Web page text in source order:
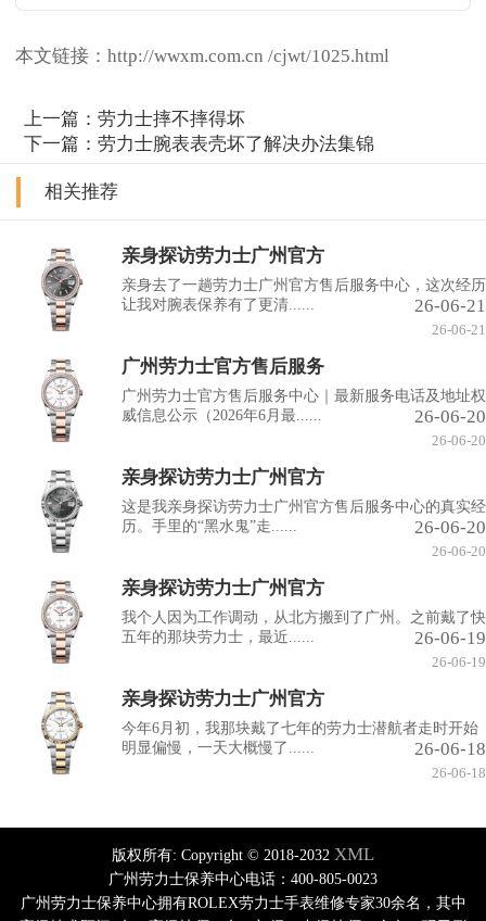
本文链接：http://wwxm.com.cn /cjwt/1025.html
上一篇：劳力士摔不摔得坏
下一篇：劳力士腕表表壳坏了解决办法集锦
相关推荐
亲身探访劳力士广州官方
亲身去了一趟劳力士广州官方售后服务中心，这次经历
让我对腕表保养有了更清......
26-06-21
26-06-21
广州劳力士官方售后服务
广州劳力士官方售后服务中心｜最新服务电话及地址权
威信息公示（2026年6月最......
26-06-20
26-06-20
亲身探访劳力士广州官方
这是我亲身探访劳力士广州官方售后服务中心的真实经
历。手里的“黑水鬼”走......
26-06-20
26-06-20
亲身探访劳力士广州官方
我个人因为工作调动，从北方搬到了广州。之前戴了快
五年的那块劳力士，最近......
26-06-19
26-06-19
亲身探访劳力士广州官方
今年6月初，我那块戴了七年的劳力士潜航者走时开始
明显偏慢，一天大概慢了......
26-06-18
26-06-18
版权所有: Copyright © 2018-2032 XML
广州劳力士保养中心电话：400-805-0023
广州劳力士保养中心拥有ROLEX劳力士手表维修专家30余名，其中